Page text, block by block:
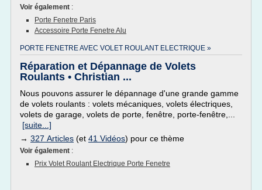
Voir également :
Porte Fenetre Paris
Accessoire Porte Fenetre Alu
PORTE FENETRE AVEC VOLET ROULANT ELECTRIQUE »
Réparation et Dépannage de Volets
Roulants • Christian ...
Nous pouvons assurer le dépannage d'une grande gamme
de volets roulants : volets mécaniques, volets électriques,
volets de garage, volets de porte, fenêtre, porte-fenêtre,...
[suite...]
→ 327 Articles (et 41 Vidéos) pour ce thème
Voir également :
Prix Volet Roulant Electrique Porte Fenetre